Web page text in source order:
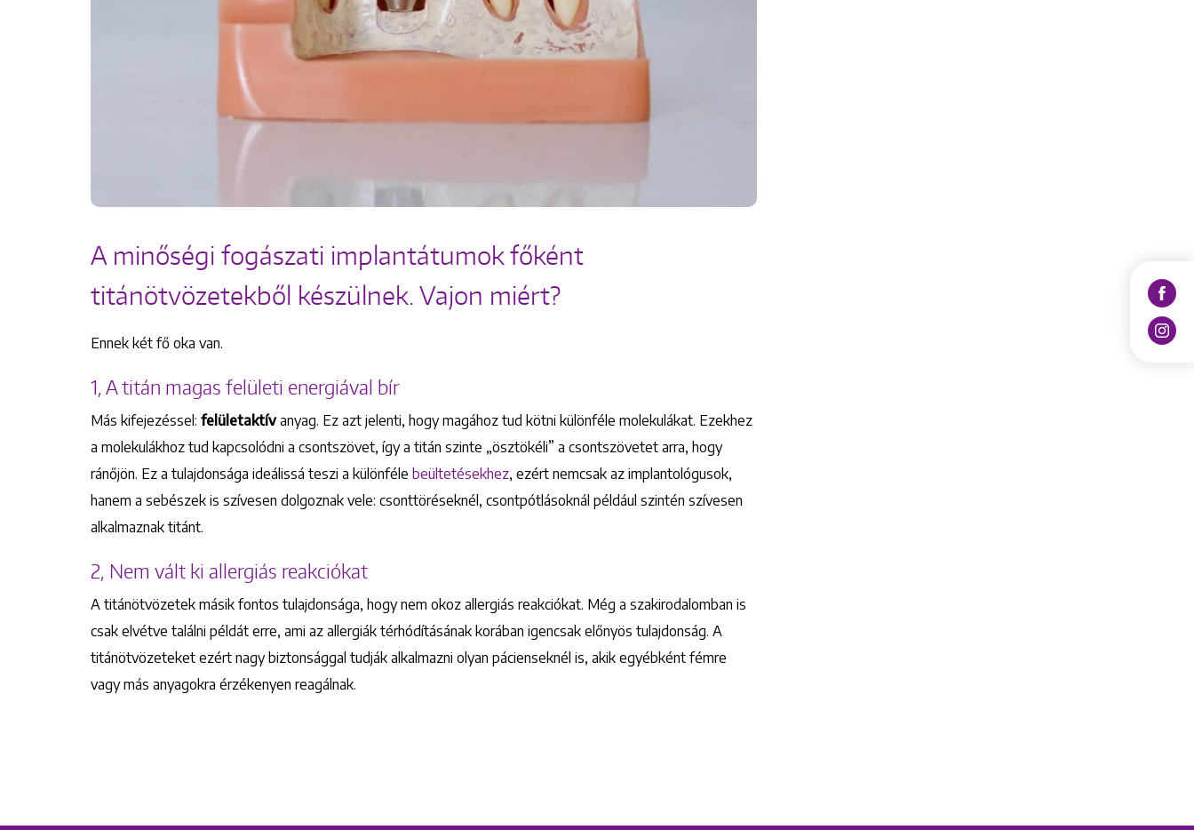
A minőségi fogászati implantátumok főként
titánötvözetekből készülnek. Vajon miért?
Ennek két fő oka van.
1, A titán magas felületi energiával bír
Más kifejezéssel: felületaktívanyag. Ez azt jelenti, hogy magához tud kötni különféle molekulákat. Ezekhez
a molekulákhoz tud kapcsolódni a csontszövet, így a titán szinte „ösztökéli” a csontszövetet arra, hogy
ránőjön. Ez a tulajdonsága ideálissá teszi a különféle beültetésekhez, ezért nemcsak az implantológusok,
hanem a sebészek is szívesen dolgoznak vele: csonttöréseknél, csontpótlásoknál például szintén szívesen
alkalmaznak titánt.
2, Nem vált ki allergiás reakciókat
A titánötvözetek másik fontos tulajdonsága, hogy nem okoz allergiás reakciókat. Még a szakirodalomban is
csak elvétve találni példát erre, ami az allergiák térhódításának korában igencsak előnyös tulajdonság. A
titánötvözeteket ezért nagy biztonsággal tudják alkalmazni olyan pácienseknél is, akik egyébként fémre
vagy más anyagokra érzékenyen reagálnak.